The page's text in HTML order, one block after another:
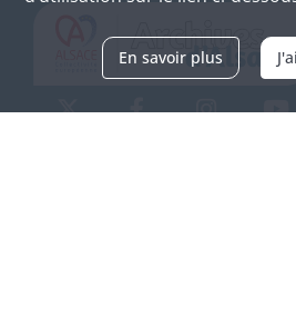
En savoir plus